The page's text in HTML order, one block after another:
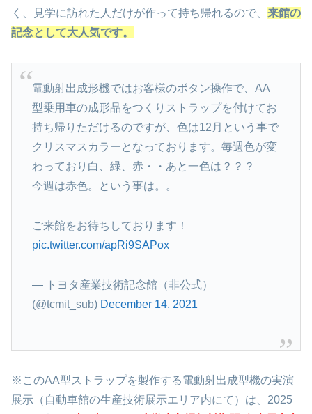
く、見学に訪れた人だけが作って持ち帰れるので、 来館の
記念として大人気です。
電動射出成形機ではお客様のボタン操作で、AA
型乗用車の成形品をつくりストラップを付けてお
持ち帰りただけるのですが、色は12月という事で
クリスマスカラーとなっております。毎週色が変
わっており白、緑、赤・・あと一色は？？？
今週は赤色。という事は。。
ご来館をお待ちしております！
pic.twitter.com/apRi9SAPox
— トヨタ産業技術記念館（非公式）
(@tcmit_sub) December 14, 2021
※このAA型ストラップを製作する電動射出成型機の実演
展示（自動車館の生産技術展示エリア内にて）は、2025